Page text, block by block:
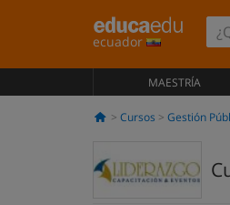
ecuador
MAESTRÍA
Cursos Gestión